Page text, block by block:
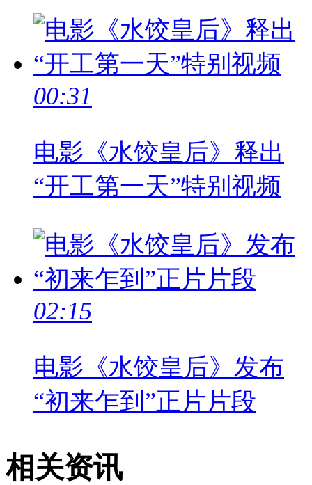
00:31
电影《水饺皇后》释出
“开工第一天”特别视频
02:15
电影《水饺皇后》发布
“初来乍到”正片片段
相关资讯